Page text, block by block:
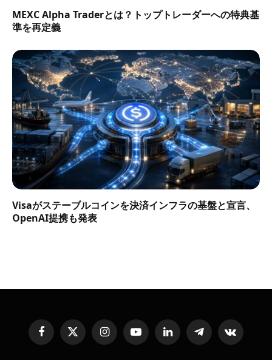
MEXC Alpha Traderとは？トップトレーダーへの特典基
準を再定義
Visaがステーブルコインを決済インフラの基盤と宣言、
OpenAI提携も発表
FacebookX
(Twitter)
InstagramYouTubeLinkedInTelegramVKontakte